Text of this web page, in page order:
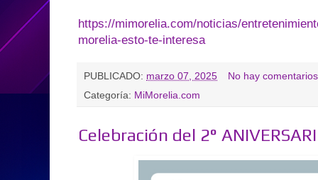
https://mimorelia.com/noticias/
morelia-esto-te-interesa
PUBLICADO: marzo 07, 2025
No hay
Categoría: MiMorelia.com
Celebración del 2°